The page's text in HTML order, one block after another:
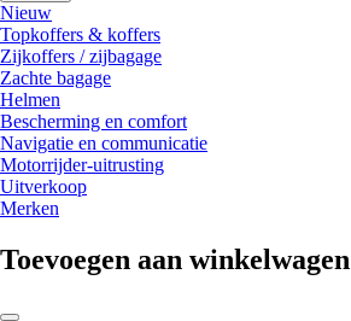
Nieuw
Topkoffers & koffers
Zijkoffers / zijbagage
Zachte bagage
Helmen
Bescherming en comfort
Navigatie en communicatie
Motorrijder-uitrusting
Uitverkoop
Merken
Toevoegen aan